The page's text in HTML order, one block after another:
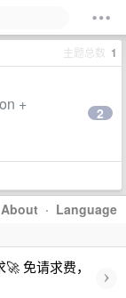
主题总数 1
+
2
About · Language
免请求费，
›